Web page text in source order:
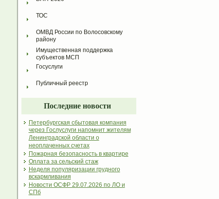
ТОС
ОМВД России по Волосовскому
району
Имущественная поддержка
субъектов МСП
Госуслуги
Публичный реестр
Последние новости
Петербургская сбытовая компания
через Гослуслуги напомнит жителям
Ленинградской области о
неоплаченных счетах
Пожарная безопасность в квартире
Оплата за сельский стаж
Неделя популяризации грудного
вскармливания
Новости ОСФР 29.07.2026 по ЛО и
СПб